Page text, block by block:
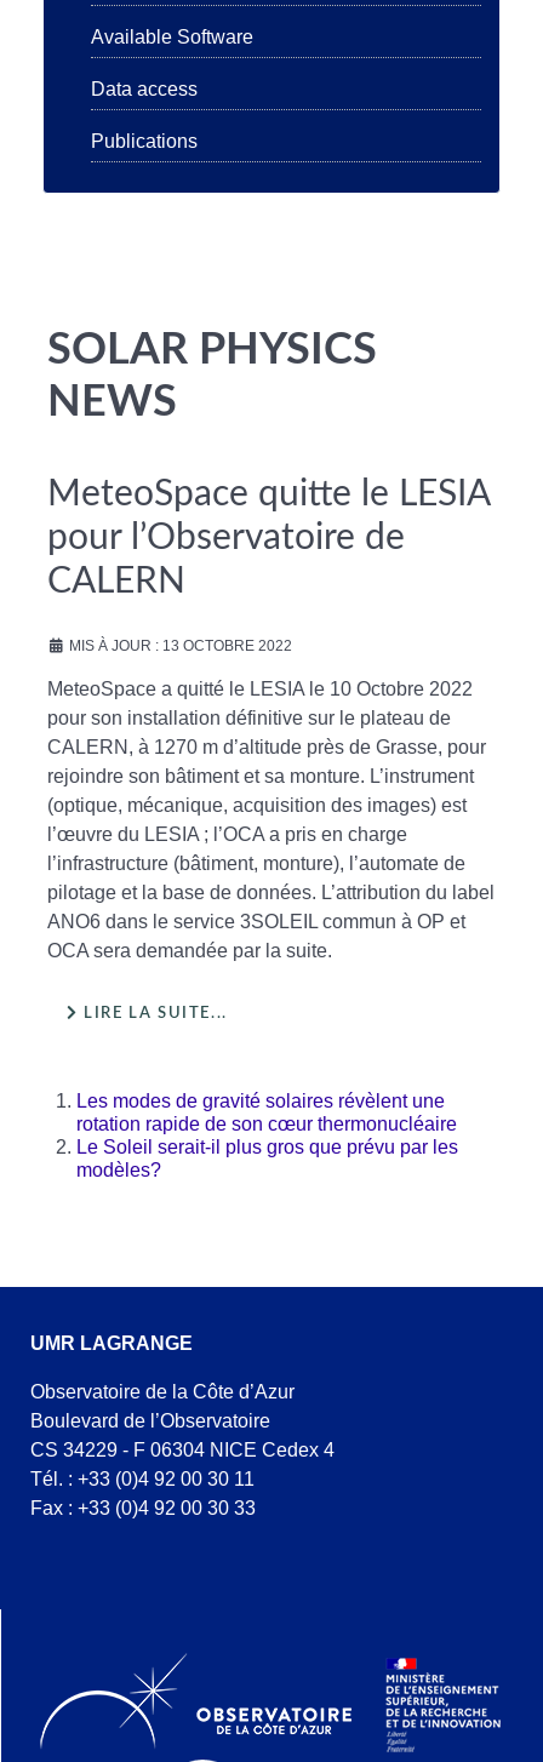
Available Software
Data access
Publications
SOLAR PHYSICS
NEWS
MeteoSpace quitte le LESIA
pour l’Observatoire de
CALERN
MIS À JOUR : 13 OCTOBRE 2022
MeteoSpace a quitté le LESIA le 10 Octobre 2022
pour son installation définitive sur le plateau de
CALERN, à 1270 m d’altitude près de Grasse, pour
rejoindre son bâtiment et sa monture. L’instrument
(optique, mécanique, acquisition des images) est
l’œuvre du LESIA ; l’OCA a pris en charge
l’infrastructure (bâtiment, monture), l’automate de
pilotage et la base de données. L’attribution du label
ANO6 dans le service 3SOLEIL commun à OP et
OCA sera demandée par la suite.
LIRE LA SUITE...
Les modes de gravité solaires révèlent une
rotation rapide de son cœur thermonucléaire
Le Soleil serait-il plus gros que prévu par les
modèles?
UMR LAGRANGE
Observatoire de la Côte d’Azur
Boulevard de l’Observatoire
CS 34229 - F 06304 NICE Cedex 4
Tél. : +33 (0)4 92 00 30 11
Fax : +33 (0)4 92 00 30 33